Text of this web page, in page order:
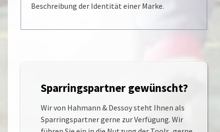
Beschreibung der Identität einer Marke.
Sparringspartner gewünscht?
Wir von Hahmann & Dessoy steht Ihnen als
Sparringspartner gerne zur Verfügung. Wir